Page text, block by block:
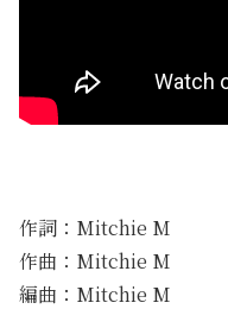
作詞：Mitchie M
作曲：Mitchie M
編曲：Mitchie M